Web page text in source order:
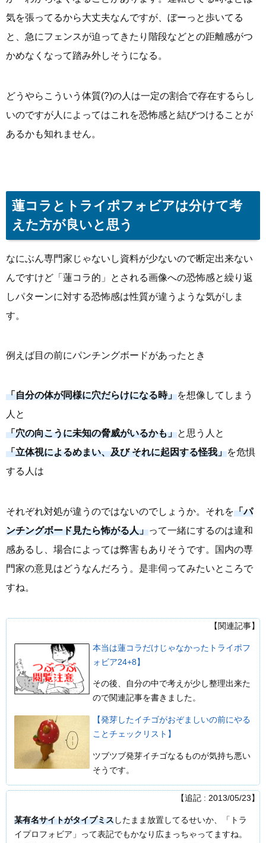
気を張ってるから大丈夫なんですが、ぼーっと歩いてる
と、急にフェンスが迫ってきたり階段などとの距離感がつ
かめなくなって踏み外しそうになる。
どうやらこういう体質(?)の人は一定の割合で存在するらし
いのですが人によってはこれを恐怖感と結びつけることが
あるかも知れません。
蓮コラとトライポフォビアは分けて考
えた方が良いと思う
なにぶん専門家じゃないし資料が少ないので断定出来ない
んですけど「蓮コラ的」とされる画像への恐怖感と繰り返
しパターンに対する恐怖感は性質が違うような気がしま
す。
例えば目の前にパンチングボードがあったとき
「自分の体が同様に穴だらけになる時」を想像してしまう
人と
「穴の向こうに未知の脅威がいるかも」と思う人と
「立体視によるめまい、及び それに起因する怪我」を危惧
する人は
それぞれ対処が違うのではないのでしょうか。それを「パ
ンチングボード見たら怖がる人」って一緒にするのは違和
感あるし、場合によっては弊害もありそうです。国内の専
門家の意見はどうなんだろう。是非伺ってみたいところで
すね。
【関連記事】
本当は蓮コラだけじゃなかったトライポフ
ォビア24+8】
その後、自分の中で考えが少し整理出来た
ので関連記事を書きました。
【発芽したイチゴがおぞましいの前にやる
ことチェックリスト】
ツブツブ発芽イチゴなるものが気持ち悪い
そうです。
【追記 : 2013/05/23】
某有名サイトがタイプミスしたまま放置してるせいか、「トラ
イプロフォビア」って表記でもかなり広まっちゃってますね。